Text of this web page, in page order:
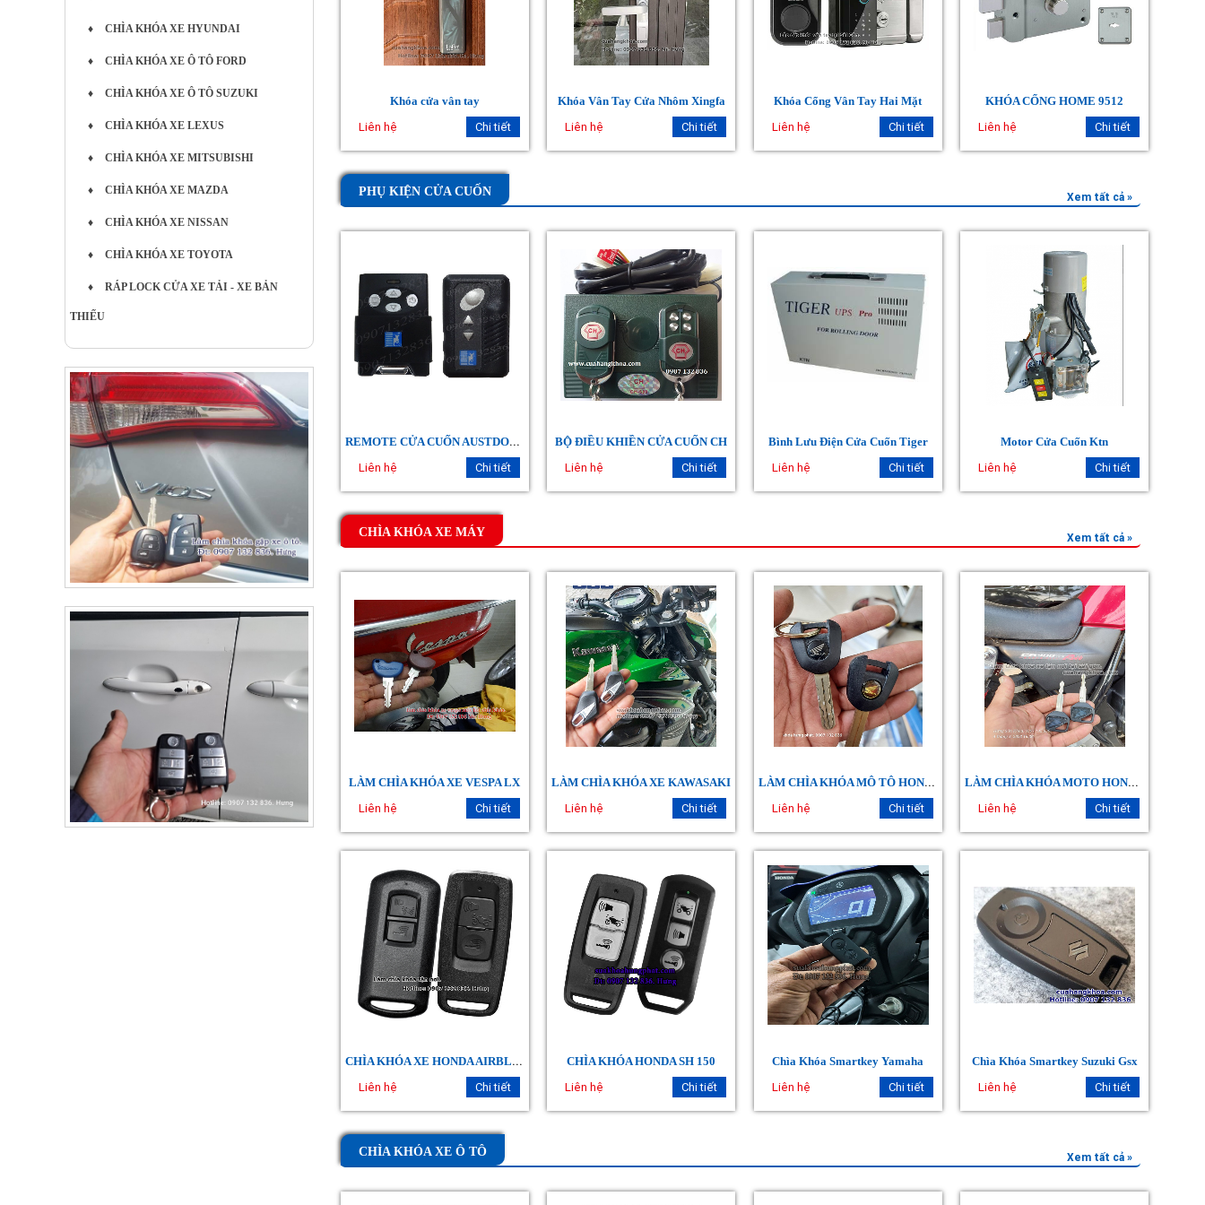
♦ CHÌA KHÓA XE HYUNDAI
♦ CHÌA KHÓA XE Ô TÔ FORD
♦ CHÌA KHÓA XE Ô TÔ SUZUKI
♦ CHÌA KHÓA XE LEXUS
♦ CHÌA KHÓA XE MITSUBISHI
♦ CHÌA KHÓA XE MAZDA
♦ CHÌA KHÓA XE NISSAN
♦ CHÌA KHÓA XE TOYOTA
♦ RÁP LOCK CỬA XE TẢI - XE BẢN
THIẾU
Khóa cửa vân tay
Liên hệ Chi tiết
Khóa Vân Tay Cửa Nhôm Xingfa
Liên hệ Chi tiết
Khóa Cổng Vân Tay Hai Mặt
Liên hệ Chi tiết
KHÓA CỔNG HOME 9512
Liên hệ Chi tiết
PHỤ KIỆN CỬA CUỐN Xem tất cả »
R
EMOTE CỬA CUỐN AUSTDOOR
Liên hệ Chi tiết
BỘ ĐIỀU KHIỀN CỬA CUỐN CH
Liên hệ Chi tiết
Bình Lưu Điện Cửa Cuốn Tiger
Liên hệ Chi tiết
Motor Cửa Cuốn Ktn
Liên hệ Chi tiết
CHÌA KHÓA XE MÁY Xem tất cả »
LÀM CHÌA KHÓA XE VESPA LX
Liên hệ Chi tiết
LÀM CHÌA KHÓA XE KAWASAKI
Liên hệ Chi tiết
L
ÀM CHÌA KHÓA MÔ TÔ HONDA CBR
Liên hệ Chi tiết
L
ÀM CHÌA KHÓA MOTO HONDA CB400
Liên hệ Chi tiết
C
HÌA KHÓA XE HONDA AIRBLADE
Liên hệ Chi tiết
CHÌA KHÓA HONDA SH 150
Liên hệ Chi tiết
Chìa Khóa Smartkey Yamaha
Liên hệ Chi tiết
Chìa Khóa Smartkey Suzuki Gsx
Liên hệ Chi tiết
CHÌA KHÓA XE Ô TÔ Xem tất cả »